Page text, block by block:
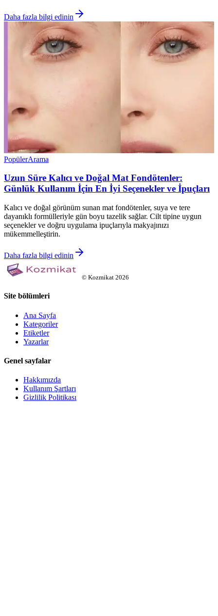
Daha fazla bilgi edinin
PopülerArama
Uzun Süre Kalıcı ve Doğal Mat Fondötenler:
Günlük Kullanım İçin En İyi Seçenekler ve İpuçları
Kalıcı ve doğal görünüm sunan mat fondötenler, suya ve tere
dayanıklı formülleriyle gün boyu tazelik sağlar. Cilt tipine uygun
seçenekler ve doğru uygulama ipuçlarıyla makyajınızı
mükemmelleştirin.
Daha fazla bilgi edinin
© Kozmikat 2026
Site bölümleri
Ana Sayfa
Kategoriler
Etiketler
Yazarlar
Genel sayfalar
Hakkımızda
Kullanım Şartları
Gizlilik Politikası